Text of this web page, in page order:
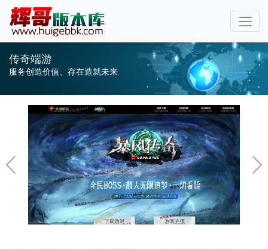
传奇端游
服务创造价值、存在造就未来